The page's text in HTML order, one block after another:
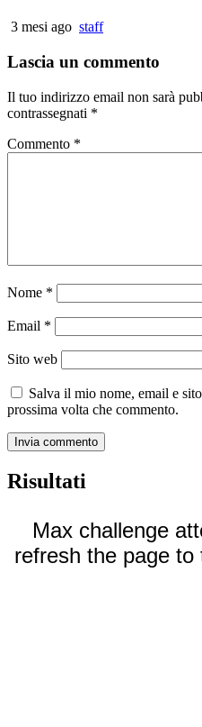
3 mesi ago staff
Lascia un commento
Il tuo indirizzo email non sarà
contrassegnati *
Commento *
Nome *
Email *
Sito web
Salva il mio nome, email e
prossima volta che commento.
Risultati